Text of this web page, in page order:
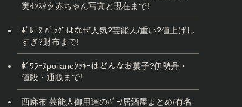
実ｲﾝｽﾀタ赤ちゃん写真と現在まで!
ﾎﾟﾚｰﾇ ﾊﾞｯｸﾞはなぜ人気?芸能人/重い?値上げし
すぎ?財布まで!
ﾎﾟﾜﾗｰﾇpoilaneｸｯｷｰはどんなお菓子?伊勢丹・
値段・通販まで!
西麻布 芸能人御用達のﾊﾞｰ/居酒屋まとめ/有名